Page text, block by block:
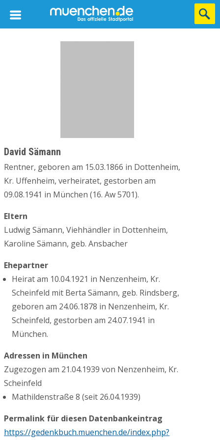
David Sämann
Rentner, geboren am 15.03.1866 in Dottenheim,
Kr. Uffenheim, verheiratet, gestorben am
09.08.1941 in München (16. Aw 5701).
Eltern
Ludwig Sämann, Viehhändler in Dottenheim,
Karoline Sämann, geb. Ansbacher
Ehepartner
Heirat am 10.04.1921 in Nenzenheim, Kr.
Scheinfeld mit Berta Sämann, geb. Rindsberg,
geboren am 24.06.1878 in Nenzenheim, Kr.
Scheinfeld, gestorben am 24.07.1941 in
München.
Adressen in München
Zugezogen am 21.04.1939 von Nenzenheim, Kr.
Scheinfeld
Mathildenstraße 8 (seit 26.04.1939)
Permalink für diesen Datenbankeintrag
https://gedenkbuch.muenchen.de/index.php?